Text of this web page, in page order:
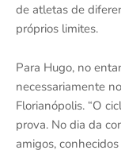
de atletas de
próprios limites.
Para Hugo, no
necessariamente
Florianópolis. “O
prova. No dia da
amigos,